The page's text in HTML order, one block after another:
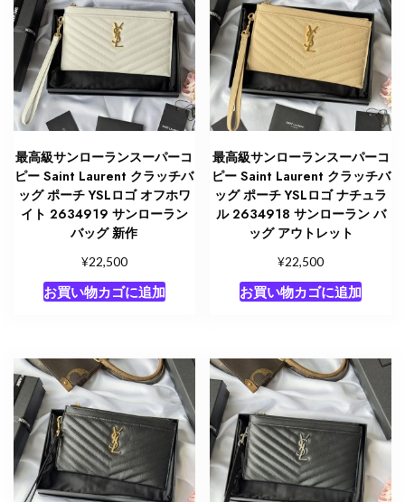
最高級サンローランスーパーコ
ピー Saint Laurent クラッチバ
ッグ ポーチ YSLロゴ オフホワ
イト 2634919 サンローラン
バッグ 新作
¥22,500
お買い物カゴに追加
最高級サンローランスーパーコ
ピー Saint Laurent クラッチバ
ッグ ポーチ YSLロゴ ナチュラ
ル 2634918 サンローラン バ
ッグ アウトレット
¥22,500
お買い物カゴに追加